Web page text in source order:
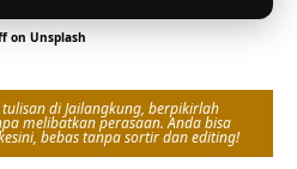
on Unsplash
di Jailangkung, berpikirlah
melibatkan perasaan. Anda bisa
bebas tanpa sortir dan editing!